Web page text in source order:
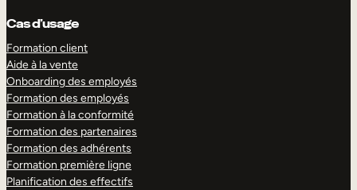
Cas d’usage
Formation client
Aide à la vente
Onboarding des employés
Formation des employés
Formation à la conformité
Formation des partenaires
Formation des adhérents
Formation première ligne
Planification des effectifs